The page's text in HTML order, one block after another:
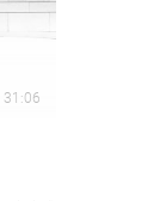
31:06